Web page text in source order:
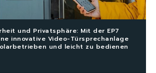
und Privatsphäre: Mit der EP7
innovative Video-Türsprechanlage
und leicht zu bedienen